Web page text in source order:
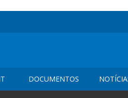
DOCUMENTOS